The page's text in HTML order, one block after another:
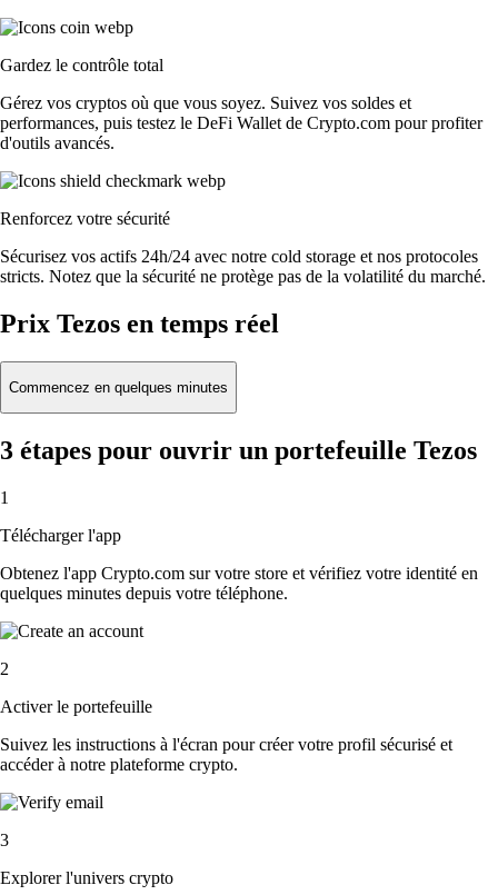
Gardez le contrôle total
Gérez vos cryptos où que vous soyez. Suivez vos soldes et
performances, puis testez le DeFi Wallet de Crypto.com pour profiter
d'outils avancés.
Renforcez votre sécurité
Sécurisez vos actifs 24h/24 avec notre cold storage et nos protocoles
stricts. Notez que la sécurité ne protège pas de la volatilité du marché.
Prix Tezos en temps réel
Commencez en quelques minutes
3 étapes pour ouvrir un portefeuille Tezos
1
Télécharger l'app
Obtenez l'app Crypto.com sur votre store et vérifiez votre identité en
quelques minutes depuis votre téléphone.
2
Activer le portefeuille
Suivez les instructions à l'écran pour créer votre profil sécurisé et
accéder à notre plateforme crypto.
3
Explorer l'univers crypto